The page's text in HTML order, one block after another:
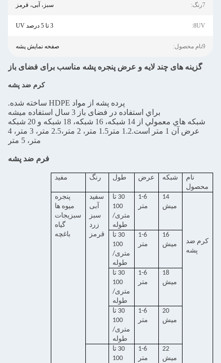
7رنگ: سبز، آبی، قرمز
8UV: 3 تا 5 درصد UV
9نام محصول: صفحه نمایش پشه
گزینه های چند لایه و عرض پنجره پشه مناسب برای فضای باز
کرم ضد پشه
پرده پشه از مواد HDPE ساخته شده.
براي استفاده در فضای باز 3 سال استفاده ميشه
شبكه هاي معمولي از 14 شبكه، 16 شبكه، 18 شبكه و 20 شبكه
عرض آن 1 متر است.1.2 متر1.5 متر، 2 متر،2.5 متر، 3 متر، 4
متر، 5 متر
فرم ضد پشه
نام
محصول
شبکه عرض طول رنگ مفید
کرم ضد
پشه
14
ميش
1-6
متر
30 تا
100
متری/
طوله
سفيد
آبی
سبز
زرد
قرمز
پنجره
میوه ها
سبزیجات
گیاه
باغچه
16
ميش
1-6
متر
30 تا
100
متری/
طوله
18
ميش
1-6
متر
30 تا
100
متری/
طوله
20
ميش
1-6
متر
30 تا
100
متری/
طوله
22
میش
1-6
متر
30 تا
100